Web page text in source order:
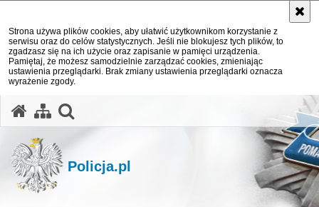
Strona używa plików cookies, aby ułatwić użytkownikom korzystanie z
serwisu oraz do celów statystycznych. Jeśli nie blokujesz tych plików, to
zgadzasz się na ich użycie oraz zapisanie w pamięci urządzenia.
Pamiętaj, że możesz samodzielnie zarządzać cookies, zmieniając
ustawienia przeglądarki. Brak zmiany ustawienia przeglądarki oznacza
wyrażenie zgody.
Policja.pl